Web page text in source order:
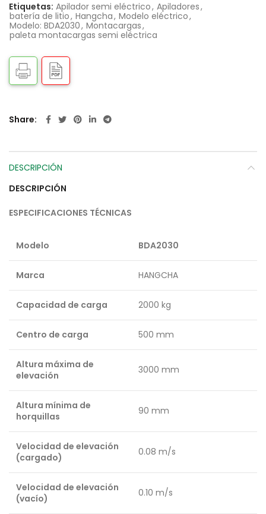
Etiquetas: Apilador semi eléctrico, Apiladores,
batería de litio, Hangcha, Modelo eléctrico,
Modelo: BDA2030, Montacargas,
paleta montacargas semi eléctrica
Share
DESCRIPCIÓN
DESCRIPCIÓN
ESPECIFICACIONES TÉCNICAS
Modelo BDA2030
Marca HANGCHA
Capacidad de carga 2000 kg
Centro de carga 500 mm
Altura máxima de
elevación
3000 mm
Altura mínima de
horquillas
90 mm
Velocidad de elevación
(cargado)
0.08 m/s
Velocidad de elevación
(vacío)
0.10 m/s